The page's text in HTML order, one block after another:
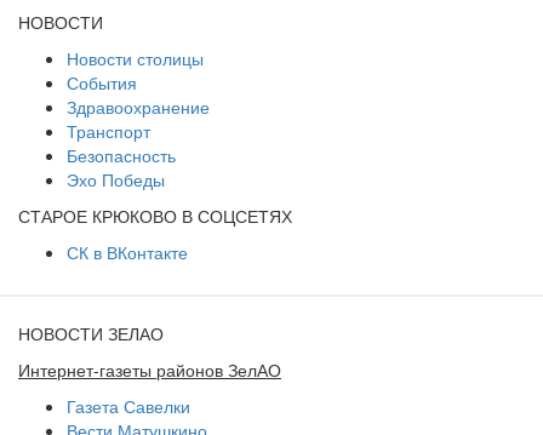
НОВОСТИ
Новости столицы
События
Здравоохранение
Транспорт
Безопасность
Эхо Победы
СТАРОЕ КРЮКОВО В СОЦСЕТЯХ
СК в ВКонтакте
НОВОСТИ ЗЕЛАО
Интернет-газеты районов ЗелАО
Газета Савелки